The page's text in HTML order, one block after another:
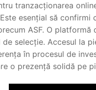
tranzacționarea
esențial să
ASF. O
selecție. Accesul la
în procesul de
o prezență solidă pe